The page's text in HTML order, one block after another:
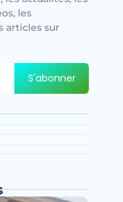
les
articles sur
S'abonner